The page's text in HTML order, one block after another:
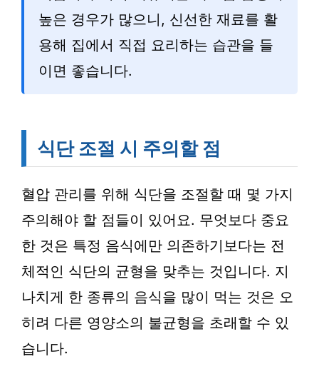
높은 경우가 많으니, 신선한 재료를 활
용해 집에서 직접 요리하는 습관을 들
이면 좋습니다.
식단 조절 시 주의할 점
혈압 관리를 위해 식단을 조절할 때 몇 가지
주의해야 할 점들이 있어요. 무엇보다 중요
한 것은 특정 음식에만 의존하기보다는 전
체적인 식단의 균형을 맞추는 것입니다. 지
나치게 한 종류의 음식을 많이 먹는 것은 오
히려 다른 영양소의 불균형을 초래할 수 있
습니다.